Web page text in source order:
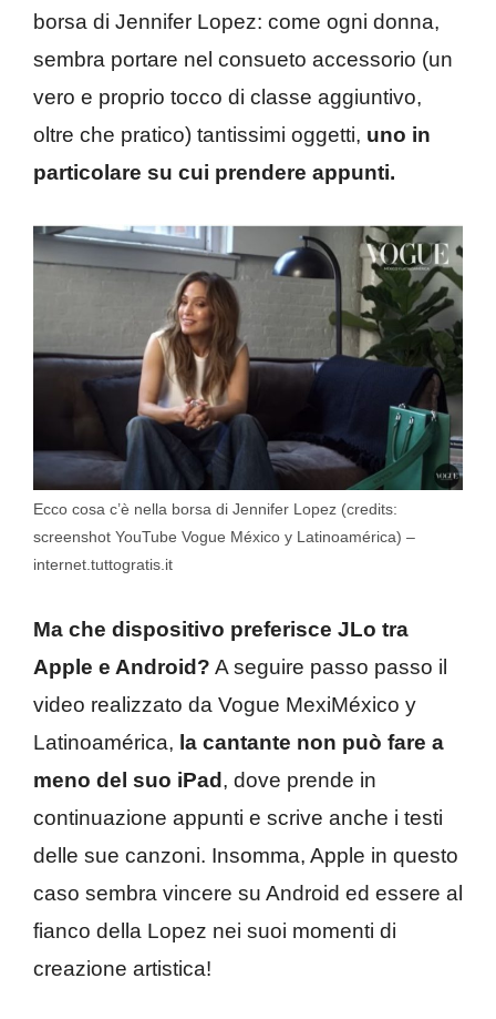
borsa di Jennifer Lopez: come ogni donna,
sembra portare nel consueto accessorio (un
vero e proprio tocco di classe aggiuntivo,
oltre che pratico) tantissimi oggetti, uno in
particolare su cui prendere appunti.
Ecco cosa c’è nella borsa di Jennifer Lopez (credits:
screenshot YouTube Vogue México y Latinoamérica) –
internet.tuttogratis.it
Ma che dispositivo preferisce JLo tra
Apple e Android? A seguire passo passo il
video realizzato da Vogue MexiMéxico y
Latinoamérica, la cantante non può fare a
meno del suo iPad , dove prende in
continuazione appunti e scrive anche i testi
delle sue canzoni. Insomma, Apple in questo
caso sembra vincere su Android ed essere al
fianco della Lopez nei suoi momenti di
creazione artistica!